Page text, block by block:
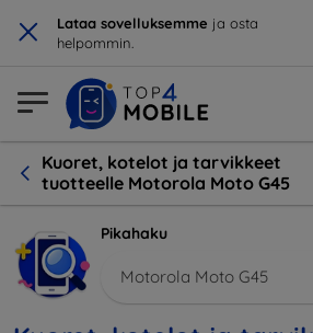
× Lataa sovelluksemme ja osta
helpommin.
Kuoret, kotelot ja tarvikkeet
tuotteelle Motorola Moto G45
Pikahaku
Motorola Moto G45